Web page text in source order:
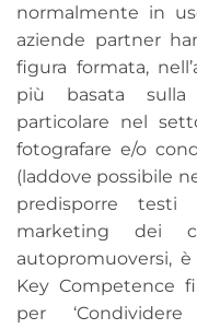
normalmente in
aziende partner
figura formata,
più basata sulla
particolare nel
fotografare e/o
(laddove possibile
predisporre
marketing dei
autopromuoversi,
Key Competence
per